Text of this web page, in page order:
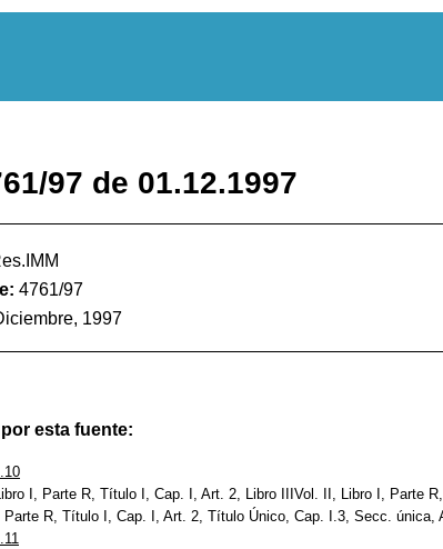
97 de 01.12.1997
4761/97
1997
esta fuente:
I, Parte R, Título I, Cap. I, Art. 2, Libro IIIVol. II, Libro I, Parte
Parte R, Título I, Cap. I, Art. 2, Título Único, Cap. I.3, Secc. única,